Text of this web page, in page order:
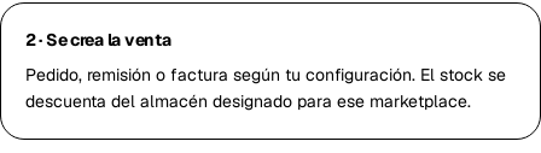
2 · Se crea la venta
Pedido, remisión o factura según tu configuración. El stock se
descuenta del almacén designado para ese marketplace.